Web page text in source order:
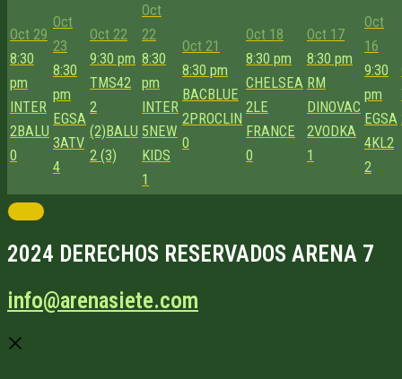
Oct 29
8:30
pm
INTER
2BALU
0
Oct
23
8:30
pm
EGSA
3ATV
4
Oct 22
9:30 pm
TMS42
2
(2)BALU
2 (3)
Oct
22
8:30
pm
INTER
5NEW
KIDS
1
Oct 21
8:30 pm
BACBLUE
2PROCLIN
0
Oct 18
8:30 pm
CHELSEA
2LE
FRANCE
0
Oct 17
8:30 pm
RM
DINOVAC
2VODKA
1
Oct
16
9:30
pm
EGSA
4KL2
2
2024 DERECHOS RESERVADOS ARENA 7
info@arenasiete.com